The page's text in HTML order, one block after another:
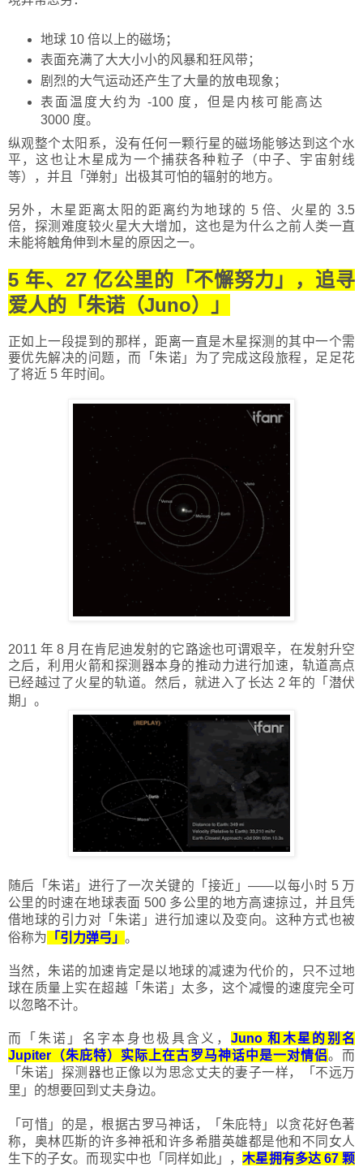
地球 10 倍以上的磁场；
表面充满了大大小小的风暴和狂风带；
剧烈的大气运动还产生了大量的放电现象；
表面温度大约为 -100 度，但是内核可能高达
3000 度。
纵观整个太阳系，没有任何一颗行星的磁场能够达到这个水
平，这也让木星成为一个捕获各种粒子（中子、宇宙射线
等），并且
「 弹射 」 出极其可怕的辐射的地方。
另外，木星距离太阳的距离约为地球的 5 倍、火星的 3.5
倍，探测难度较火星大大增加，这也是为什么之前人类一直
未能将触角伸到木星的原因之一。
5 年、27 亿公里的 「 不懈努力 」
，追寻
爱人的 「朱诺（Juno） 」
正如上一段提到的那样，距离一直是木星探测的其中一个需
要优先解决的问题，而「朱诺」为了完成这段旅程，足足花
了将近 5 年时间。
2011 年 8 月在肯尼迪发射的它路途也可谓艰辛，在发射升空
之后，利用火箭和探测器本身的推动力进行加速，轨道高点
已经越过了火星的轨道。然后，就进入了长达 2 年的 「 潜伏
期 」 。
随后 「 朱诺 」 进行了一次关键的 「 接近 」——以每小时 5 万
公里的时速在地球表面 500 多公里的地方高速掠过，并且凭
借地球的引力对 「 朱诺 」进行加速以及变向。这种方式也被
俗称为 「 引力弹弓 」 。
当然，朱诺的加速肯定是以地球的减速为代价的，只不过地
球在质量上实在超越 「 朱诺 」 太多，这个减慢的速度完全可
以忽略不计。
而 「 朱诺 」 名字本身也极具含义，Juno 和木星的别名
Jupiter（朱庇特）实际上在古罗马神话中是一对情侣。而
「 朱诺 」 探测器也正像以为思念丈夫的妻子一样， 「 不远万
里 」 的想要回到丈夫身边。
「 可惜 」 的是，根据古罗马神话， 「 朱庇特 」 以贪花好色著
称，奥林匹斯的许多神祇和许多希腊英雄都是他和不同女人
生下的子女。而现实中也 「 同样如此 」 ，木星拥有多达 67 颗